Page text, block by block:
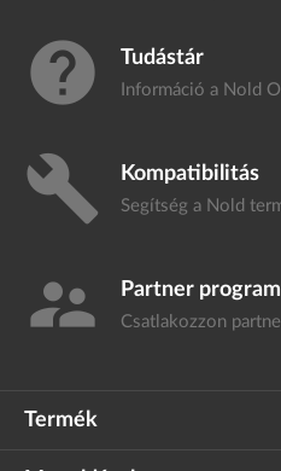
help Tudástár
Információ a Nold
build Kompatibilitás
Segítség a Nold
supervisor_account Partner program
Csatlakozzon
Termék